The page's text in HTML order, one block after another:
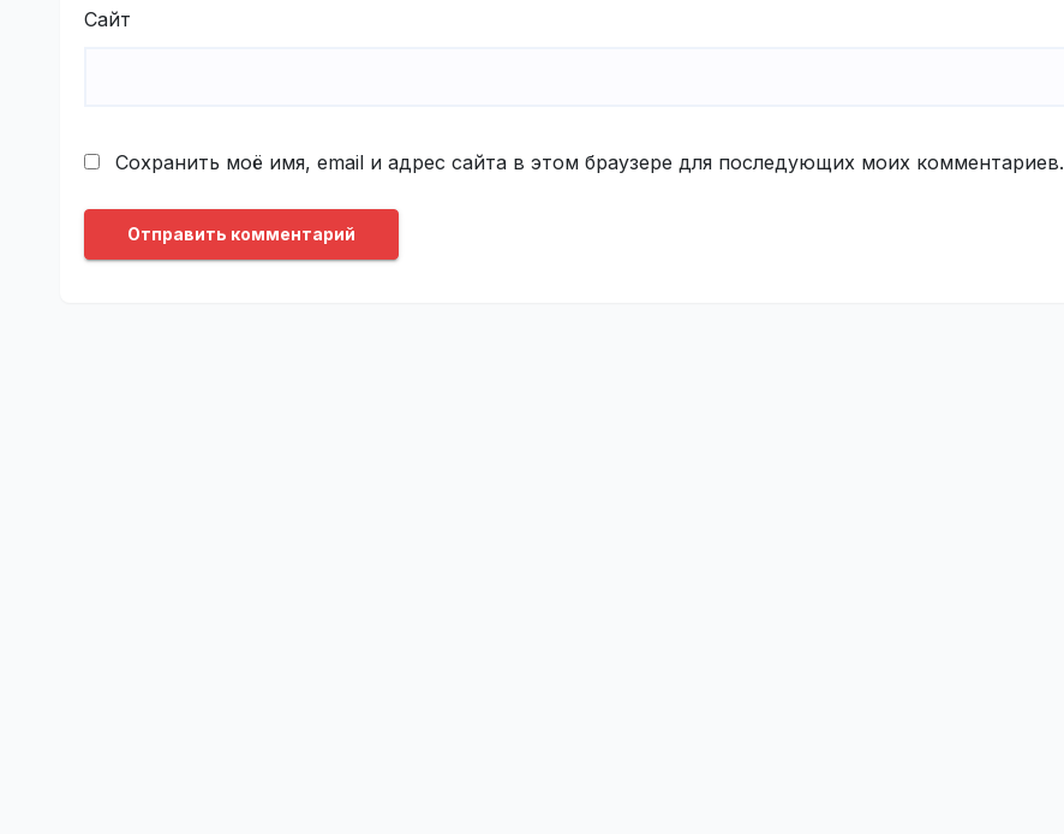
Сайт
Сохранить моё имя, email и адрес сайта в этом браузере для последующих моих комментариев.